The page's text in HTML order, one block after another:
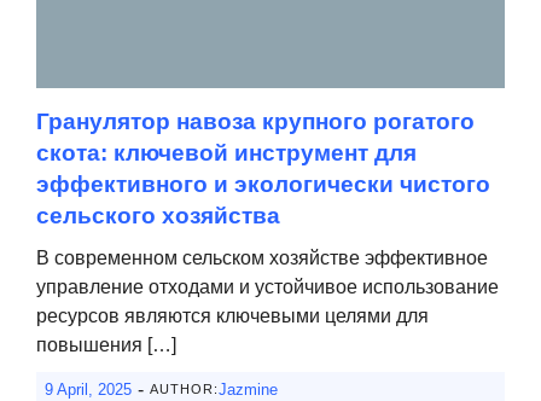
Гранулятор навоза крупного рогатого
скота: ключевой инструмент для
эффективного и экологически чистого
сельского хозяйства
В современном сельском хозяйстве эффективное
управление отходами и устойчивое использование
ресурсов являются ключевыми целями для
повышения […]
9 April, 2025 - AUTHOR:Jazmine